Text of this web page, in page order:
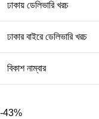
ঢাকায় ডেলিভারি খরচ
ঢাকার বাইরে ডেলিভারি খরচ
বিকাশ নাম্বার
-43%